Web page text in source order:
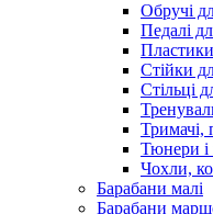
Обручі
Педалі
Стійки
Стільці
Тримачі,
Тюнери і
Чохли,
Барабани малі
Барабани